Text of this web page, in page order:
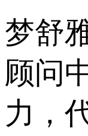
梦舒
顾问
力，